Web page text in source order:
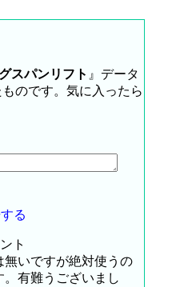
スパンリフト 』データ
のです。気に入ったら
る
ト
いですが絶対使うの
有難うございまし